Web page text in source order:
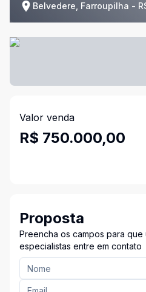
Belvedere, Farroupilha -
Valor venda
R$ 750.000,00
Proposta
Preencha os campos para que
especialistas entre em contato